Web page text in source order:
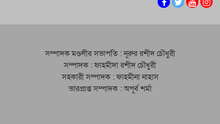
সম্পাদক মণ্ডলীর সভাপতি : নূরুর রশীদ চৌধুরী
সম্পাদক : ফাহমীদা রশীদ চৌধুরী
সহকারী সম্পাদক : ফাহমীনা নাহাস
ভারপ্রাপ্ত সম্পাদক : অপূর্ব শর্মা